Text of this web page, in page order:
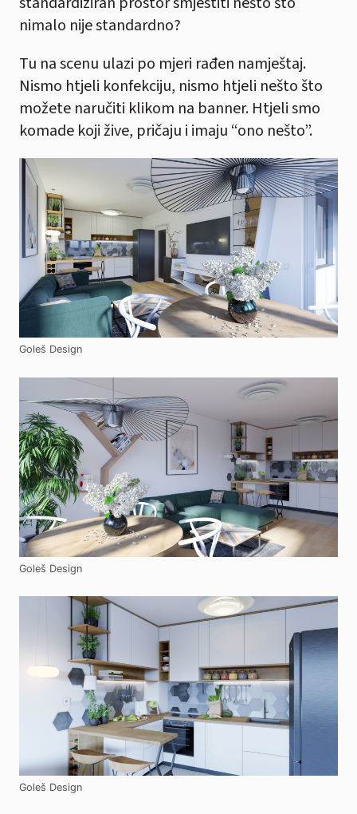
nimalo nije standardno?
Tu na scenu ulazi po mjeri rađen namještaj.
Nismo htjeli konfekciju, nismo htjeli nešto što
možete naručiti klikom na banner. Htjeli smo
komade koji žive, pričaju i imaju “ono nešto”.
Goleš Design
Goleš Design
Goleš Design